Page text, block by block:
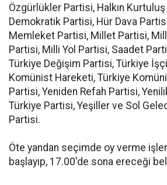
Özgürlükler Partisi, Halkın Kurtuluş
Demokratik Partisi, Hür Dava
Memleket Partisi, Millet Partisi,
Partisi, Milli Yol Partisi, Saadet
Türkiye Değişim Partisi, Türkiye
Komünist Hareketi, Türkiye
Partisi, Yeniden Refah Partisi,
Türkiye Partisi, Yeşiller ve Sol
Partisi.
Öte yandan seçimde oy verme
başlayıp, 17.00'de sona ereceği